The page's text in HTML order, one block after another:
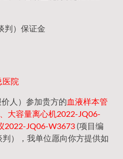
判）保证金
医院
价人）参加贵方的血液样本管
大容量离心机2022-JQ06-
2022-JQ06-W3673 (项目编
），我单位愿向你方提供如